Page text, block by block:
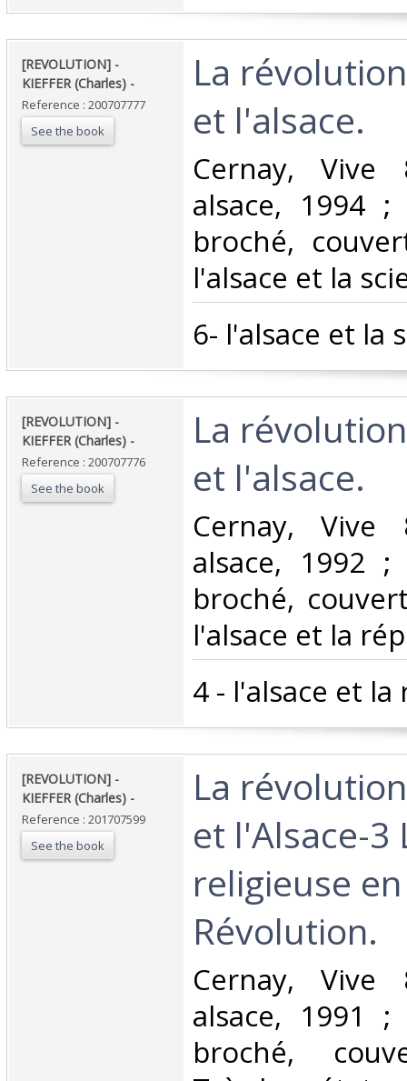
‎[REVOLUTION] -
KIEFFER (Charles) - ‎
Reference : 200707777
See the book
‎La
et l'alsace. ‎
‎Cernay,
alsace, 1994
broché,
l'alsace et la
‎6- l'alsace et la
‎[REVOLUTION] -
KIEFFER (Charles) - ‎
Reference : 200707776
See the book
‎La
et l'alsace. ‎
‎Cernay,
alsace, 1992
broché,
l'alsace et la
‎4 - l'alsace et
‎[REVOLUTION] -
KIEFFER (Charles) - ‎
Reference : 201707599
See the book
‎La
et l'Alsace-3
religieuse
Révolution. ‎
‎Cernay,
alsace, 1991
broché,